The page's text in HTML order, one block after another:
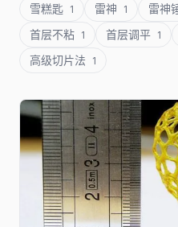
雪糕匙 1 雷神 1 雷神
首层不粘 1 首层调平 1
高级切片法 1